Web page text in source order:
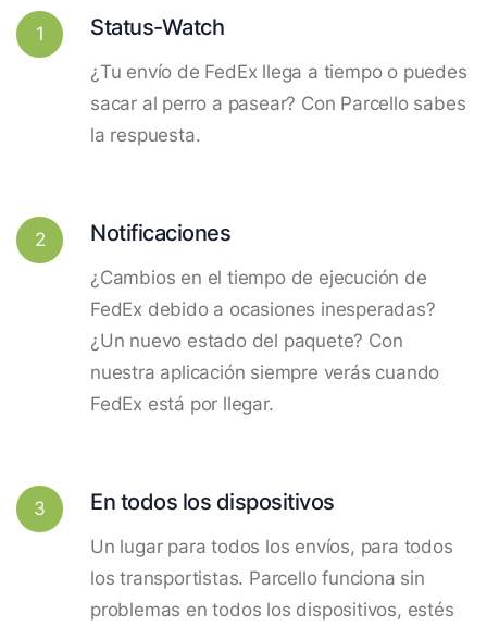
1 Status-Watch
¿Tu envío de FedEx llega a tiempo o puedes
sacar al perro a pasear? Con Parcello sabes
la respuesta.
2 Notificaciones
¿Cambios en el tiempo de ejecución de
FedEx debido a ocasiones inesperadas?
¿Un nuevo estado del paquete? Con
nuestra aplicación siempre verás cuando
FedEx está por llegar.
3 En todos los dispositivos
Un lugar para todos los envíos, para todos
los transportistas. Parcello funciona sin
problemas en todos los dispositivos, estés